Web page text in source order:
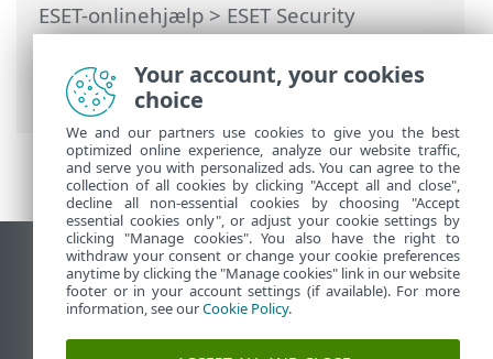
ESET-onlinehjælp>ESET Security
Ultimate>Avanceret opsætning>
Scanninger>HIPS> Avanceret HIPS-
opsætning
Vis computerwebsted
End of Life
ESET-vidensbase
ESET-forum
Your account, your cookies
choice
We and our partners use cookies to give you the best
optimized online experience, analyze our website traffic,
and serve you with personalized ads. You can agree to the
collection of all cookies by clicking "Accept all and close",
decline all non-essential cookies by choosing "Accept
essential cookies only", or adjust your cookie settings by
clicking "Manage cookies". You also have the right to
withdraw your consent or change your cookie preferences
anytime by clicking the "Manage cookies" link in our website
footer or in your account settings (if available). For more
information, see ourCookie Policy.